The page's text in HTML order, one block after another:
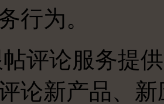
行为。
评论服务提
论新产品、